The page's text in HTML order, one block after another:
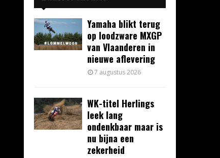
Yamaha blikt terug
op loodzware MXGP
van Vlaanderen in
nieuwe aflevering
7 augustus 2026
WK-titel Herlings
leek lang
ondenkbaar maar is
nu bijna een
zekerheid